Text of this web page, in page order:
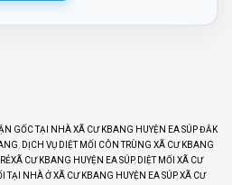
GỐC TẠI NHÀ XÃ CƯ KBANG HUYỆN EA SÚP ĐẮK
DỊCH VỤ DIỆT MỐI CÔN TRÙNG XÃ CƯ KBANG
CƯ KBANG HUYỆN EA SÚP, DIỆT MỐI XÃ CƯ
TẠI NHÀ Ở XÃ CƯ KBANG HUYỆN EA SÚP,XÃ CƯ